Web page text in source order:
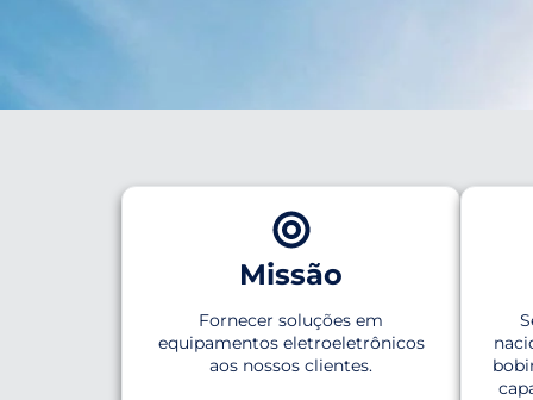
Soluções Inteligentes
para o Setor de Energia
Há mais de 20 anos desenvolvendo tecnologia
segurança e performance.
Missão
Fornecer soluções em
equipamentos eletroeletrônicos
aos nossos clientes.